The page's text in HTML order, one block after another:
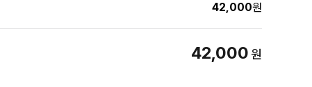
42,000원
42,000원